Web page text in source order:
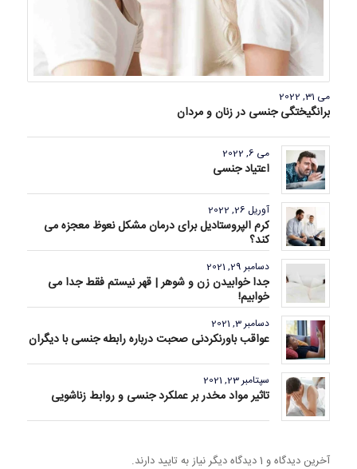
می 31, 2022
برانگیختگی جنسی در زنان و مردان
می 6, 2022
اعتیاد جنسی
آوریل 26, 2022
کرم الپروستادیل برای درمان مشکل نعوظ معجزه می
کند؟
دسامبر 29, 2021
جدا خوابیدن زن و شوهر | قهر نیستم فقط جدا می
خوابیم!
دسامبر 3, 2021
عواقب باورنکردنی صحبت درباره رابطه جنسی با دیگران
سپتامبر 23, 2021
تاثیر مواد مخدر بر عملکرد جنسی و روابط زناشویی
آخرین دیدگاه و 1 دیدگاه دیگر نیاز به تایید دارند.